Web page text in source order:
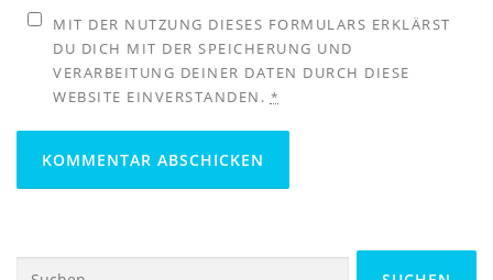
MIT DER NUTZUNG DIESES FORMULARS ERKLÄRST
DU DICH MIT DER SPEICHERUNG UND
VERARBEITUNG DEINER DATEN DURCH DIESE
WEBSITE EINVERSTANDEN. *
Suchen